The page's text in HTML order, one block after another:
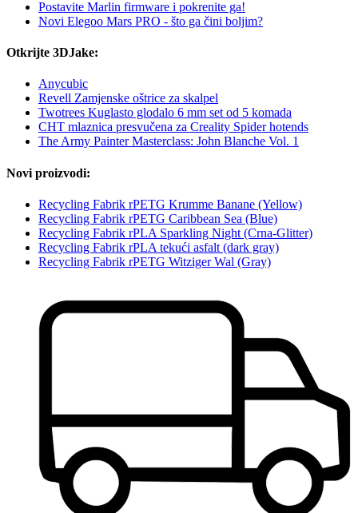
Postavite Marlin firmware i pokrenite ga!
Novi Elegoo Mars PRO - što ga čini boljim?
Otkrijte 3DJake:
Anycubic
Revell Zamjenske oštrice za skalpel
Twotrees Kuglasto glodalo 6 mm set od 5 komada
CHT mlaznica presvučena za Creality Spider hotends
The Army Painter Masterclass: John Blanche Vol. 1
Novi proizvodi:
Recycling Fabrik rPETG Krumme Banane (Yellow)
Recycling Fabrik rPETG Caribbean Sea (Blue)
Recycling Fabrik rPLA Sparkling Night (Crna-Glitter)
Recycling Fabrik rPLA tekući asfalt (dark gray)
Recycling Fabrik rPETG Witziger Wal (Gray)